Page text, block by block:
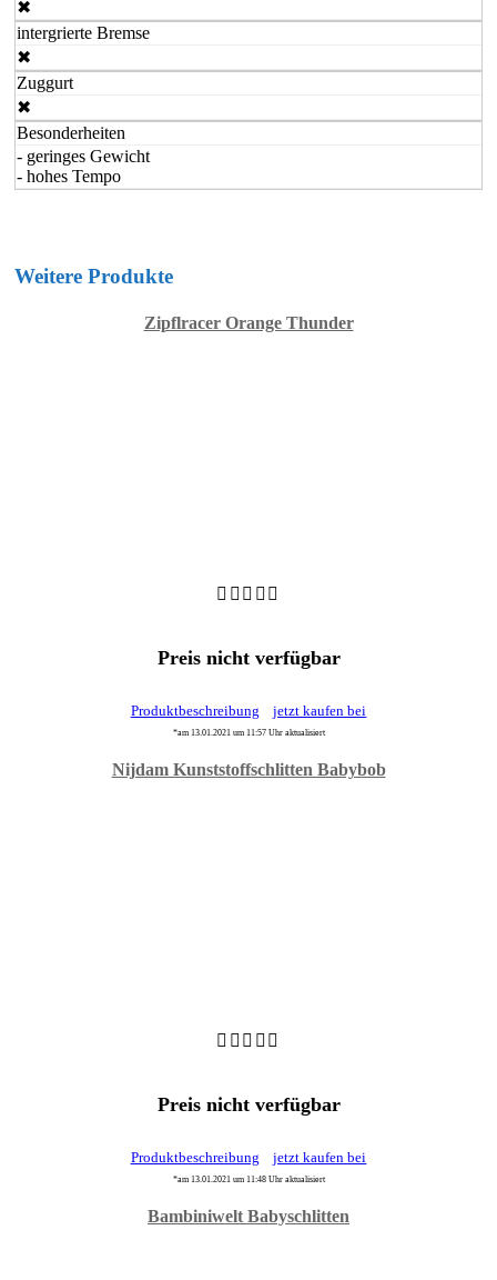
✖
intergrierte Bremse
✖
Zuggurt
✖
Besonderheiten
- geringes Gewicht
- hohes Tempo
Weitere Produkte
Zipflracer Orange Thunder
Preis nicht verfügbar
Produktbeschreibung jetzt kaufen bei
*am 13.01.2021 um 11:57 Uhr aktualisiert
Nijdam Kunststoffschlitten Babybob
Preis nicht verfügbar
Produktbeschreibung jetzt kaufen bei
*am 13.01.2021 um 11:48 Uhr aktualisiert
Bambiniwelt Babyschlitten